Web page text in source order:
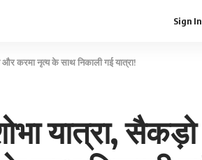
Sign In
और करमा नृत्य के साथ निकाली गई यात्रा!
यात्रा,